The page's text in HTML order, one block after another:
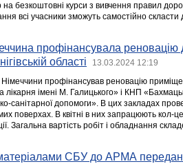
на безкоштовні курси з вивчення правил
всі учасники зможуть самостійно
профінансувала реновацію
області
13.03.2024 12:19
профінансував реновацію
лікарня імені М. Галицького» і КНП
санітарної допомоги». В цих закладах
поверхах. В квітні в них запрацюють кол-
Загальна вартість робіт і обладнання
СБУ до АРМА